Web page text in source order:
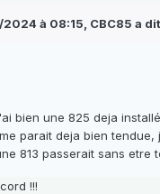
à 08:15, CBC85 a
bien une 825 deja
parait deja bien tendue,
813 passerait sans etre
!!!